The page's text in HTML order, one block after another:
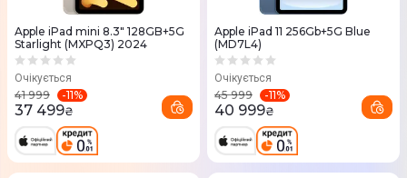
Apple iPad mini 8.3" 128GB+5G
Starlight (MXPQ3) 2024
Очікується
41 999 -11%
37 499₴
Apple iPad 11 256Gb+5G Blue
(MD7L4)
Очікується
45 999 -11%
40 999₴